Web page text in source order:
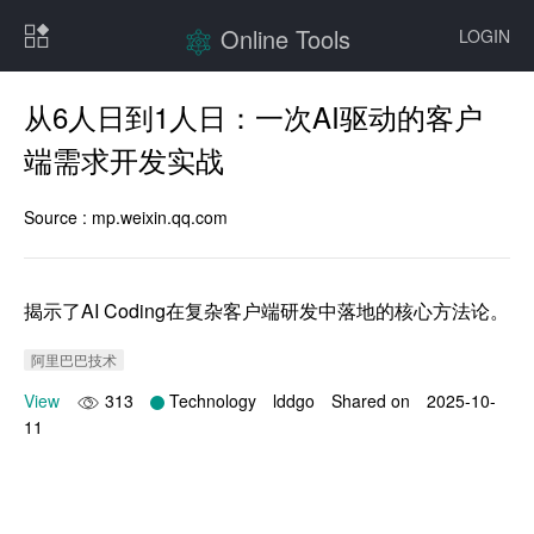
LOGIN
Online Tools
从6人日到1人日：一次AI驱动的客户
端需求开发实战
Source : mp.weixin.qq.com
揭示了AI Coding在复杂客户端研发中落地的核心方法论。
阿里巴巴技术
View 313 Technology lddgo Shared on
2025-10-
11